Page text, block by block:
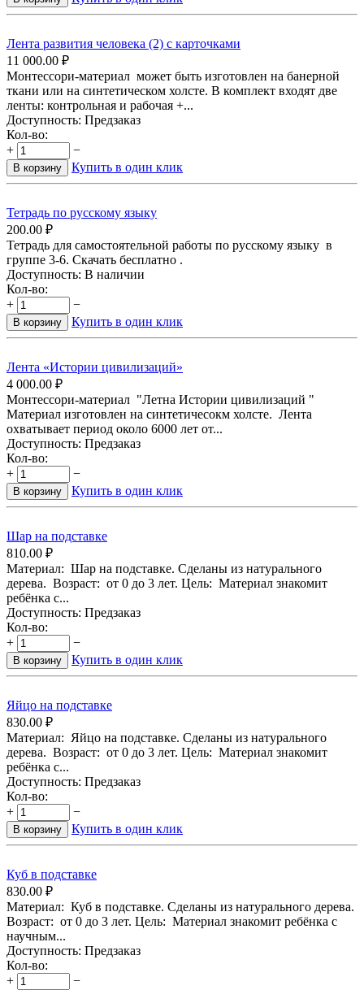
Лента развития человека (2) с карточками
11 000.00 ₽
Монтессори-материал может быть изготовлен на банерной
ткани или на синтетическом холсте. В комплект входят две
ленты: контрольная и рабочая +...
Доступность: Предзаказ
Кол-во:
+
−
В корзину Купить в один клик
Тетрадь по русскому языку
200.00 ₽
Тетрадь для самостоятельной работы по русскому языку в
группе 3-6. Скачать бесплатно .
Доступность: В наличии
Кол-во:
+
−
В корзину Купить в один клик
Лента «Истории цивилизаций»
4 000.00 ₽
Монтессори-материал "Летна Истории цивилизаций "
Материал изготовлен на синтетичесокм холсте. Лента
охватывает период около 6000 лет от...
Доступность: Предзаказ
Кол-во:
+
−
В корзину Купить в один клик
Шар на подставке
810.00 ₽
Материал: Шар на подставке. Сделаны из натурального
дерева. Возраст: от 0 до 3 лет. Цель: Материал знакомит
ребёнка с...
Доступность: Предзаказ
Кол-во:
+
−
В корзину Купить в один клик
Яйцо на подставке
830.00 ₽
Материал: Яйцо на подставке. Сделаны из натурального
дерева. Возраст: от 0 до 3 лет. Цель: Материал знакомит
ребёнка с...
Доступность: Предзаказ
Кол-во:
+
−
В корзину Купить в один клик
Куб в подставке
830.00 ₽
Материал: Куб в подставке. Сделаны из натурального дерева.
Возраст: от 0 до 3 лет. Цель: Материал знакомит ребёнка с
научным...
Доступность: Предзаказ
Кол-во:
+
−